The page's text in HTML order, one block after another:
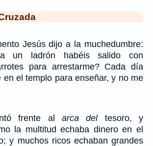
Jesús dijo a la muchedumbre:
un ladrón habéis salido con
para arrestarme? Cada día
en el templo para enseñar, y no me
frente al arca deltesoro, y
la multitud echaba dinero en el
y muchos ricos echaban grandes